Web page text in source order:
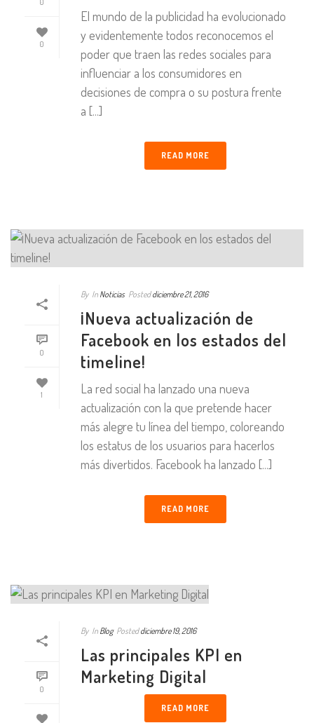
0
0
El mundo de la publicidad ha evolucionado
y evidentemente todos reconocemos el
poder que traen las redes sociales para
influenciar a los consumidores en
decisiones de compra o su postura frente
a [...]
READ MORE
0
1
By In Noticias Posted diciembre 21, 2016
¡Nueva actualización de
Facebook en los estados del
timeline!
La red social ha lanzado una nueva
actualización con la que pretende hacer
más alegre tu línea del tiempo, coloreando
los estatus de los usuarios para hacerlos
más divertidos. Facebook ha lanzado [...]
READ MORE
0
By In Blog Posted diciembre 19, 2016
Las principales KPI en
Marketing Digital
READ MORE